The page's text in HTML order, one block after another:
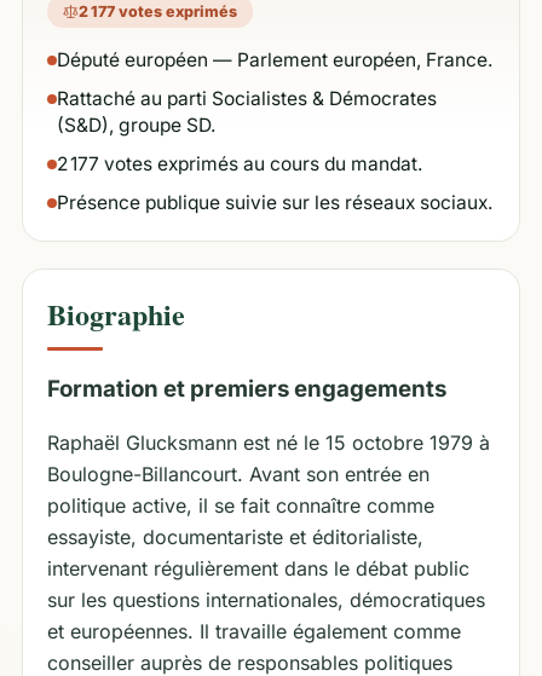
2 177 votes exprimés
Député européen — Parlement européen, France.
Rattaché au parti Socialistes & Démocrates
(S&D), groupe SD.
2 177 votes exprimés au cours du mandat.
Présence publique suivie sur les réseaux sociaux.
Biographie
Formation et premiers engagements
Raphaël Glucksmann est né le 15 octobre 1979 à
Boulogne-Billancourt. Avant son entrée en
politique active, il se fait connaître comme
essayiste, documentariste et éditorialiste,
intervenant régulièrement dans le débat public
sur les questions internationales, démocratiques
et européennes. Il travaille également comme
conseiller auprès de responsables politiques